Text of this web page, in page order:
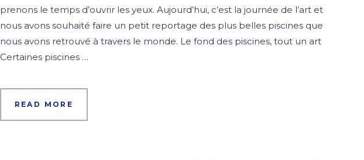
prenons le temps d’ouvrir les yeux. Aujourd’hui, c’est la journée de l’art et
nous avons souhaité faire un petit reportage des plus belles piscines que
nous avons retrouvé à travers le monde. Le fond des piscines, tout un art
Certaines piscines …
READ MORE